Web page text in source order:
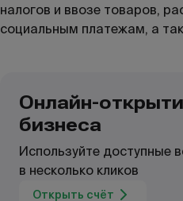
налогов и ввозе товаров,
социальным платежам, а
Онлайн-
бизнеса
Используйте доступные
в несколько кликов
Открыть счёт